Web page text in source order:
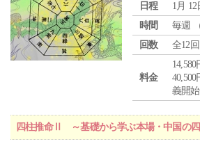
日程
1月 12
時間
毎週
回数
全12回
料金
義開始
四柱推命Ⅱ ～基礎から学ぶ本場・中国の